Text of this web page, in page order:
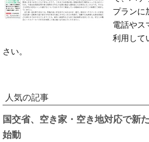
プランに
電話やス
利用して
さい。
人気の記事
国交省、空き家・空き地対応で新
始動